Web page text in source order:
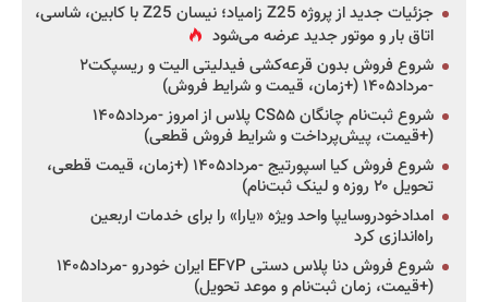
جزئیات جدید از پروژه Z25 زامیاد؛ نیسان Z25 با کابین، شاسی،
اتاق بار و موتور جدید عرضه می‌شود
شروع فروش بدون قرعه‌کشی فیدلیتی الیت و ریسپکت۲
-مرداد۱۴۰۵ (+زمان، قیمت و شرایط فروش)
شروع ثبت‌نام چانگان CS۵۵ پلاس از امروز -مرداد۱۴۰۵
(+قیمت، پیش‌پرداخت و شرایط فروش قطعی)
شروع فروش کیا اسپورتیج -مرداد۱۴۰۵ (+زمان، قیمت قطعی،
تحویل ۲۰ روزه و لینک ثبت‌نام)
امدادخودروسایپا واحد ویژه «یارا» را برای خدمات اربعین
راه‌اندازی کرد
شروع فروش دنا پلاس دستی EF۷P ایران خودرو -مرداد۱۴۰۵
(+قیمت، زمان ثبت‌نام و موعد تحویل)